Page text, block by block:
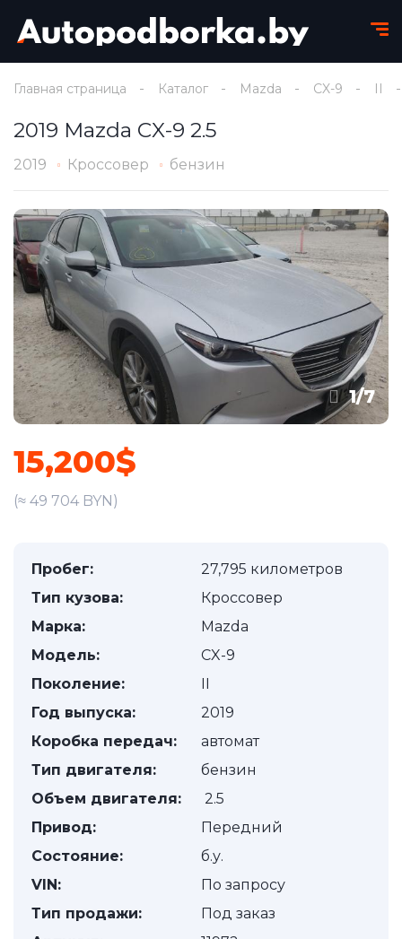
Главная страница Каталог Mazda CX-9 II
2019 Mazda CX-9 2.5
2019 Кроссовер бензин
1/7
15,200$
(≈ 49 704 BYN)
Пробег:
27,795 километров
Тип кузова:
Кроссовер
Марка:
Mazda
Модель:
CX-9
Поколение:
II
Год выпуска:
2019
Коробка передач:
автомат
Тип двигателя:
бензин
Объем двигателя:
2.5
Привод:
Передний
Состояние:
б.у.
VIN:
По запросу
Тип продажи:
Под заказ